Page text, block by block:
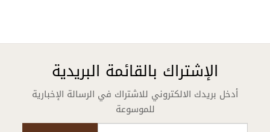
الإشتراك بالقائمة البريدية
أدخل بريدك الالكتروني للاشتراك في الرسالة الإخبارية
للموسوعة